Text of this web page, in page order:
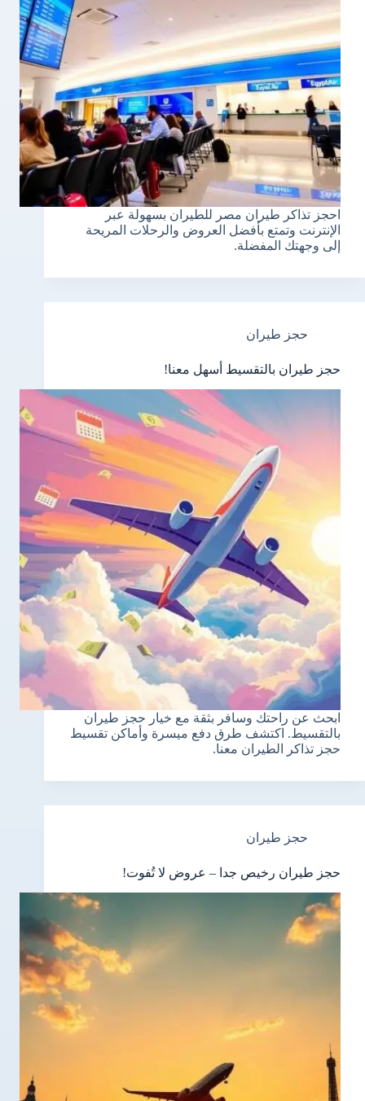
احجز تذاكر طيران مصر للطيران بسهولة عبر
الإنترنت وتمتع بأفضل العروض والرحلات المريحة
إلى وجهتك المفضلة.
حجز طيران
حجز طيران بالتقسيط أسهل معنا!
ابحث عن راحتك وسافر بثقة مع خيار حجز طيران
بالتقسيط. اكتشف طرق دفع ميسرة وأماكن تقسيط
حجز تذاكر الطيران معنا.
حجز طيران
حجز طيران رخيص جدا – عروض لا تُفوت!